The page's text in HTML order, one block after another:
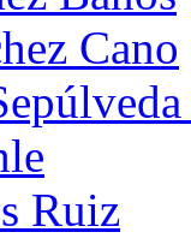
Cano
Ruiz